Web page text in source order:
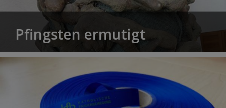
Pfingsten ermutigt